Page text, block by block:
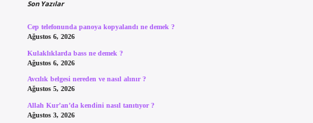
Son Yazılar
Cep telefonunda panoya kopyalandı ne demek ?
Ağustos 6, 2026
Kulaklıklarda bass ne demek ?
Ağustos 6, 2026
Avcılık belgesi nereden ve nasıl alınır ?
Ağustos 5, 2026
Allah Kur’an’da kendini nasıl tanıtıyor ?
Ağustos 3, 2026